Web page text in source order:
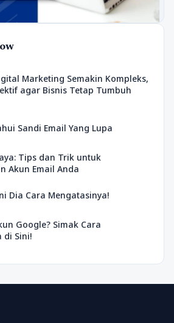
Marketing Semakin Kompleks,
agar Bisnis Tetap Tumbuh
Sandi Email Yang Lupa
Tips dan Trik untuk
Akun Email Anda
Dia Cara Mengatasinya!
Google? Simak Cara
di Sini!